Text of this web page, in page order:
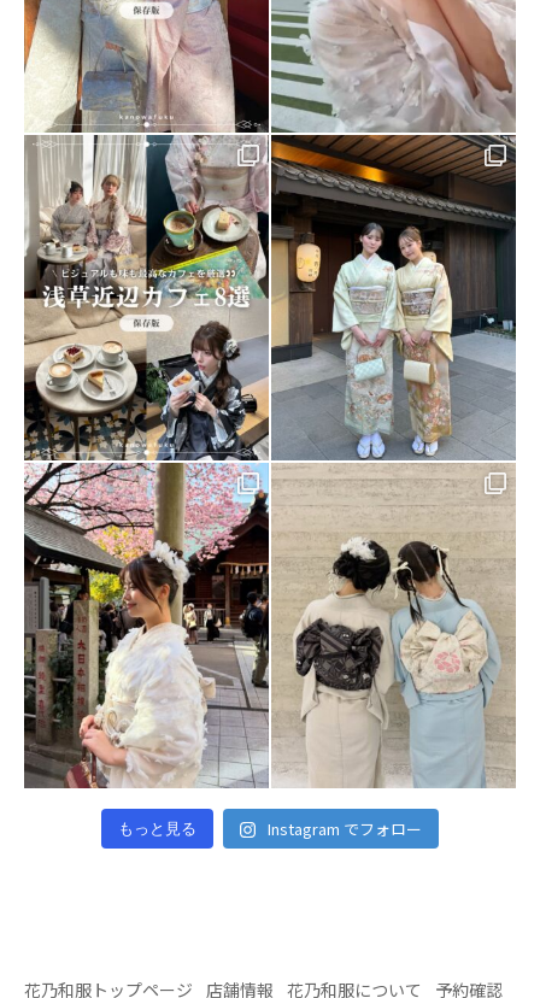
もっと見る Instagram でフォロー
花乃和服トップページ 店舗情報 花乃和服について
予約確認